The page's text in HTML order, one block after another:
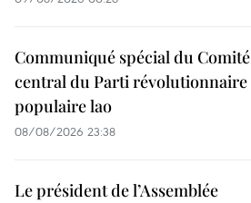
Communiqué spécial du Comité
central du Parti révolutionnaire
populaire lao
08/08/2026 23:38
Le président de l’Assemblée